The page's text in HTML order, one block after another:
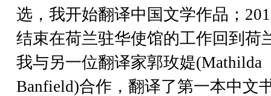
选，我开始翻译中国文学作品；
结束在荷兰驻华使馆的工作回到荷
我与另一位翻译家郭玫媞(Mathilda
Banfield)合作，翻译了第一本中